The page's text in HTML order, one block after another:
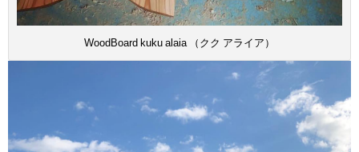
WoodBoard kuku alaia （クク アライア）